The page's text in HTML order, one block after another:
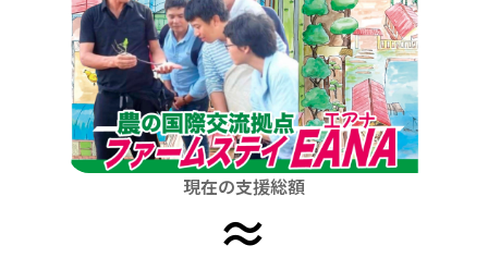
九州・沖縄
富山 石川 福井 山梨 長野
滋賀 京都 大阪 兵庫 奈良
島根 岡山 広島 山口
愛媛 高知
熊本
現在の支援総額
≈